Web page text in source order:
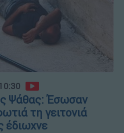
Ψάθας: Έσωσαν
τη γειτονιά
έδιωχνε